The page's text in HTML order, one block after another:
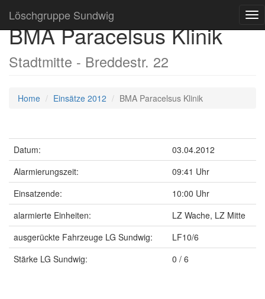
Löschgruppe Sundwig
BMA Paracelsus Klinik
Stadtmitte - Breddestr. 22
Home Einsätze 2012 BMA Paracelsus Klinik
Datum:
03.04.2012
Alarmierungszeit:
09:41 Uhr
Einsatzende:
10:00 Uhr
alarmierte Einheiten:
LZ Wache, LZ Mitte
ausgerückte Fahrzeuge LG Sundwig:
LF10/6
Stärke LG Sundwig:
0 / 6